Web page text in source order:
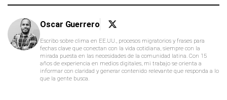
Oscar Guerrero
Escribo sobre clima en EE.UU., procesos migratorios y frases para
fechas clave que conectan con la vida cotidiana, siempre con la
mirada puesta en las necesidades de la comunidad latina. Con 15
años de experiencia en medios digitales, mi trabajo se orienta a
informar con claridad y generar contenido relevante que responda a lo
que la gente busca.